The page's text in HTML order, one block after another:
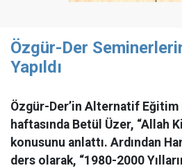
Özgür-Der
Yapıldı
Özgür-Der’in Alternatif
haftasında Betül Üzer, “Allah
konusunu anlattı. Ardından
ders olarak, “1980-2000